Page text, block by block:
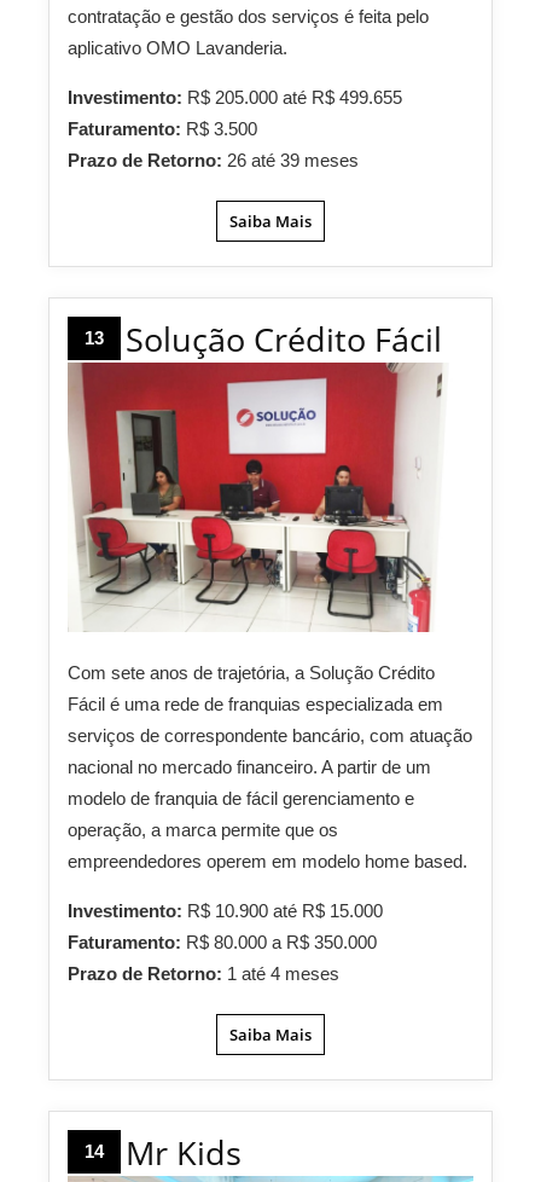
contratação e gestão dos serviços é feita pelo
aplicativo OMO Lavanderia.
Investimento: R$ 205.000 até R$ 499.655
Faturamento: R$ 3.500
Prazo de Retorno: 26 até 39 meses
Saiba Mais
13 Solução Crédito Fácil
Com sete anos de trajetória, a Solução Crédito
Fácil é uma rede de franquias especializada em
serviços de correspondente bancário, com atuação
nacional no mercado financeiro. A partir de um
modelo de franquia de fácil gerenciamento e
operação, a marca permite que os
empreendedores operem em modelo home based.
Investimento: R$ 10.900 até R$ 15.000
Faturamento: R$ 80.000 a R$ 350.000
Prazo de Retorno: 1 até 4 meses
Saiba Mais
14 Mr Kids